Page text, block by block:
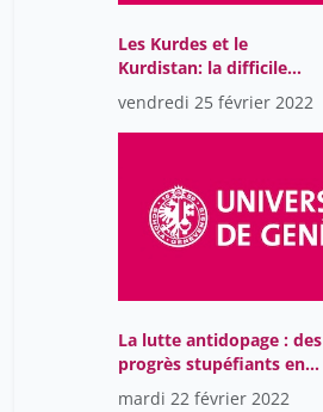
Les Kurdes et le
Kurdistan: la difficile
histoire d’un peuple sans
État
vendredi 25 février 2022
La lutte antidopage : des
progrès stupéfiants en
chimie analytique
mardi 22 février 2022